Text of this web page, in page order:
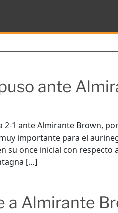
ante
1 ante Almirante Brown,
importante para el
su once inicial con
[…]
a Almirante